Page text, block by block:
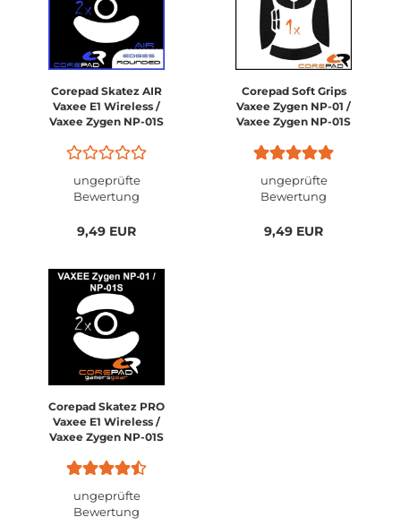
Corepad Skatez AIR
Vaxee E1 Wireless /
Vaxee Zygen NP-01S
NP-01 / Vaxee Outset
Wireless
ungeprüfte
Bewertung
9,49 EUR
Corepad Soft Grips
Vaxee Zygen NP-01 /
Vaxee Zygen NP-01S
ungeprüfte
Bewertung
9,49 EUR
Corepad Skatez PRO
Vaxee E1 Wireless /
Vaxee Zygen NP-01S
NP-01 / Vaxee Outset
Wireless
ungeprüfte
Bewertung